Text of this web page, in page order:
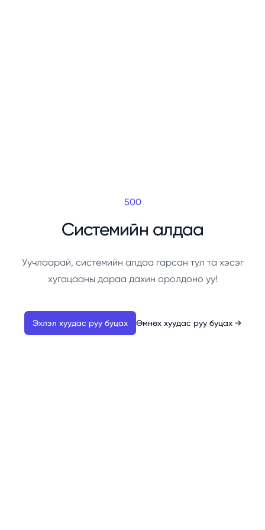
500
Системийн алдаа
Уучлаарай, системийн алдаа гарсан тул та хэсэг
хугацааны дараа дахин оролдоно уу!
Эхлэл хуудас руу буцах Өмнөх хуудас руу буцах →